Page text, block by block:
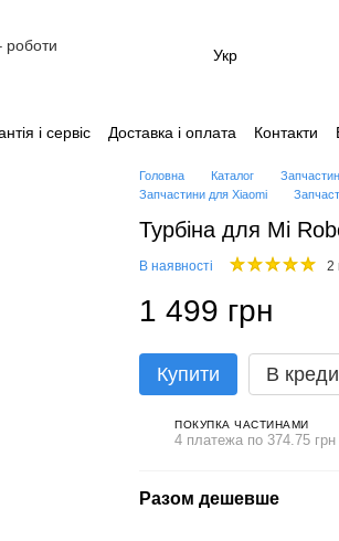
Укр
і сервіс Доставка і оплата Контакти
Головна Каталог
Запчастини для Xiaomi
Турбіна для Mi
В наявності 2
1 499 грн
Купити В
ПОКУПКА ЧАСТИНАМИ
4 платежа по 374.75 грн
Разом дешевше